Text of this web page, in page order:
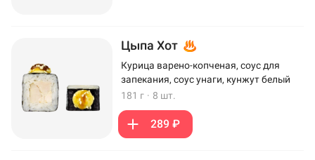
Цыпа Хот
Курица варено-копченая, соус для
запекания, соус унаги, кунжут белый
181 г · 8 шт.
289 ₽